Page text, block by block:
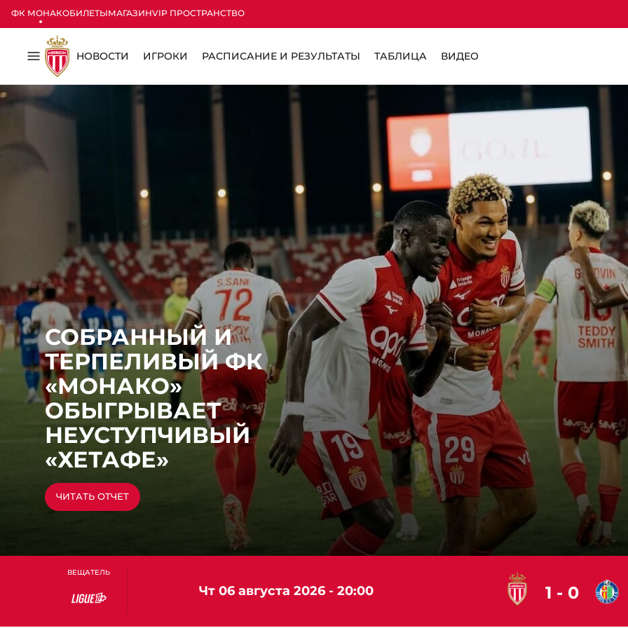
ФК МОНАКОБИЛЕТЫМАГАЗИНVIP ПРОСТРАНСТВО
Меню
НОВОСТИ ИГРОКИ РАСПИСАНИЕ И РЕЗУЛЬТАТЫ ТАБЛИЦА ВИДЕО
СМОТРЕТЬ ЛУЧШИЕ МОМЕНТЫ
СОБРАННЫЙ И
ТЕРПЕЛИВЫЙ ФК
«МОНАКО»
ОБЫГРЫВАЕТ
НЕУСТУПЧИВЫЙ
«ХЕТАФЕ»
ЧИТАТЬ ОТЧЕТ
ЧИТАТЬ ЗАЯВЛЕНИЕ
ЧИТАТЬ ЗАЯВЛЕНИЕ
ОТКРЫТЬ ФОРМУ
ВЕЩАТЕЛЬ
Ligue
1 - 0
чт 06 августа 2026 - 20:00